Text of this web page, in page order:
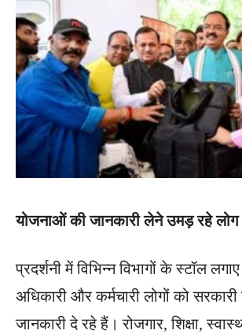
योजनाओं की जानकारी लेने उमड़ रहे लोग
प्रदर्शनी में विभिन्न विभागों के स्टॉल
अधिकारी और कर्मचारी लोगों को
जानकारी दे रहे हैं। रोजगार, शिक्षा,